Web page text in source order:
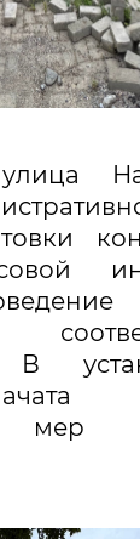
В
мер